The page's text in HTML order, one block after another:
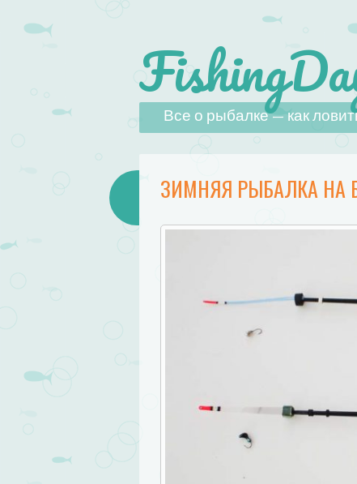
Все о рыбалке — как
Наверх
ЗИМНЯЯ РЫБАЛКА НА